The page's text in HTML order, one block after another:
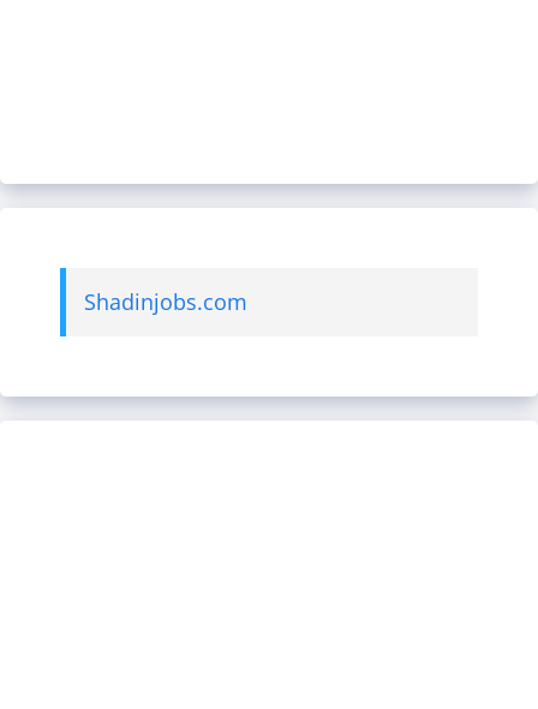
Shadinjobs.com